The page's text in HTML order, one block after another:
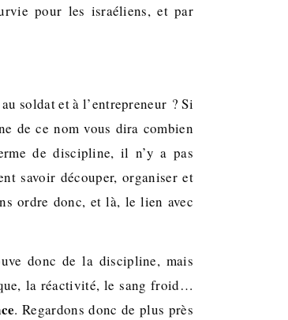
pour les israéliens, et par
soldat et à l’entrepreneur ? Si
de ce nom vous dira combien
de discipline, il n’y a pas
savoir découper, organiser et
ordre donc, et là, le lien avec
donc de la discipline, mais
la réactivité, le sang froid…
. Regardons donc de plus près